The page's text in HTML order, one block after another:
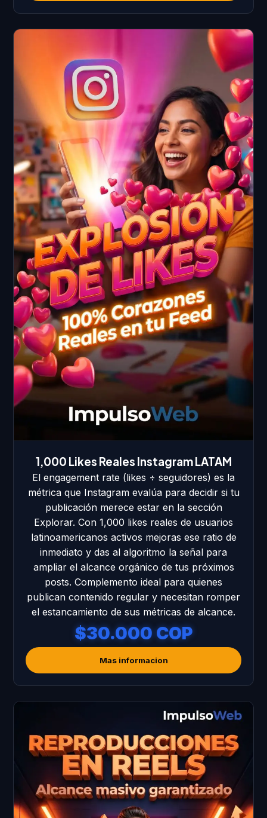
1,000 Likes Reales Instagram LATAM
El engagement rate (likes ÷ seguidores) es la
métrica que Instagram evalúa para decidir si tu
publicación merece estar en la sección
Explorar. Con 1,000 likes reales de usuarios
latinoamericanos activos mejoras ese ratio de
inmediato y das al algoritmo la señal para
ampliar el alcance orgánico de tus próximos
posts. Complemento ideal para quienes
publican contenido regular y necesitan romper
el estancamiento de sus métricas de alcance.
$30.000 COP
Mas informacion